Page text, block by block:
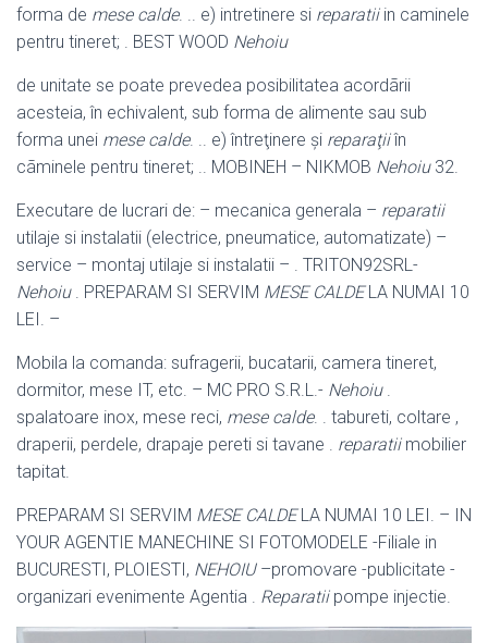
forma de mese calde. .. e) intretinere si reparatiiin caminele
pentru tineret; . BEST WOOD Nehoiu
de unitate se poate prevedea posibilitatea acordãrii
acesteia, în echivalent, sub forma de alimente sau sub
forma unei mese calde. .. e) întreţinere şi reparaţiiîn
cãminele pentru tineret; .. MOBINEH – NIKMOB Nehoiu32.
Executare de lucrari de: – mecanica generala – reparatii
utilaje si instalatii (electrice, pneumatice, automatizate) –
service – montaj utilaje si instalatii – . TRITON92SRL-
Nehoiu. PREPARAM SI SERVIM MESE CALDELA NUMAI 10
LEI. –
Mobila la comanda: sufragerii, bucatarii, camera tineret,
dormitor, mese IT, etc. – MC PRO S.R.L.- Nehoiu.
spalatoare inox, mese reci, mese calde. . tabureti, coltare ,
draperii, perdele, drapaje pereti si tavane . reparatiimobilier
tapitat.
PREPARAM SI SERVIM MESE CALDELA NUMAI 10 LEI. – IN
YOUR AGENTIE MANECHINE SI FOTOMODELE -Filiale in
BUCURESTI, PLOIESTI, NEHOIU–promovare -publicitate -
organizari evenimente Agentia . Reparatiipompe injectie.